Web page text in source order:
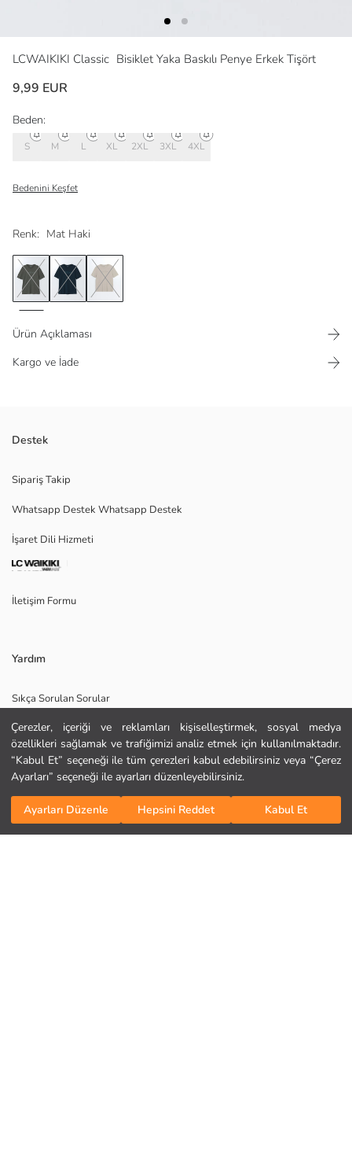
Çerezler, içeriği ve reklamları kişiselleştirmek, sosyal medya
özellikleri sağlamak ve trafiğimizi analiz etmek için kullanılmaktadır.
“Kabul Et” seçeneği ile tüm çerezleri kabul edebilirsiniz veya “Çerez
Ayarları” seçeneği ile ayarları düzenleyebilirsiniz.
Ayarları Düzenle Hepsini Reddet Kabul Et
LCWAIKIKI Classic Bisiklet Yaka Baskılı Penye Erkek Tişört
9,99 EUR
Renk: Mat Haki
Beden:
S M L XL 2XL 3XL 4XL
Bedenini Keşfet
Sepete Ekle
Ürün Açıklaması
Kargo ve İade
Erkek tişört, %100 pamuk penye kumaştan üretilmiştir. Bisiklet yaka,
Ana Kumaş:
Satıcı:
Cinsiyet:
Kalıp:
Kumaş:
KURU TEMİZLEME YAPILAMAZ
ORTA SICAKLIKTA ÜTÜLEYİNİZ
TAMBURLU KURUTMA YAPMAYINIZ
MAKSİMUM 30 °C SICAKLIKTA YIKAYINIZ
Destek
Sipariş Takip
Whatsapp Destek Whatsapp Destek
İşaret Dili Hizmeti
İletişim Formu
Yardım
Sıkça Sorulan Sorular
İade
Site Haritası
Bizi Takip Edin